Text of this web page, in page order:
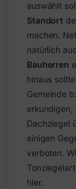
auswählt
Standort
machen.
natürlich
Bauherren
hinaus
Gemeinde
Dachziegel
einigen
verboten.
hier.